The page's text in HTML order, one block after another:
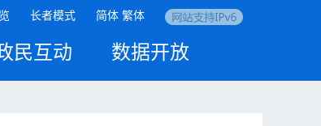
民互动 数据开放
长者模式 简体 繁体